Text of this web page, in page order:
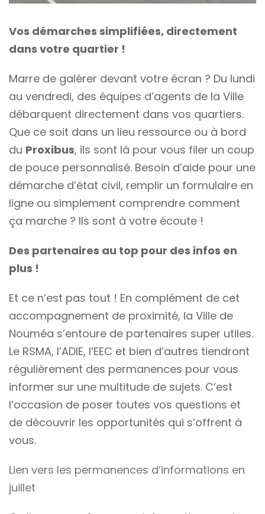
Vos démarches simplifiées, directement
dans votre quartier !
Marre de galérer devant votre écran ? Du lundi
au vendredi, des équipes d’agents de la Ville
débarquent directement dans vos quartiers.
Que ce soit dans un lieu ressource ou à bord
du Proxibus, ils sont là pour vous filer un coup
de pouce personnalisé. Besoin d’aide pour une
démarche d’état civil, remplir un formulaire en
ligne ou simplement comprendre comment
ça marche ? Ils sont à votre écoute !
Des partenaires au top pour des infos en
plus !
Et ce n’est pas tout ! En complément de cet
accompagnement de proximité, la Ville de
Nouméa s’entoure de partenaires super utiles.
Le RSMA, l’ADIE, l’EEC et bien d’autres tiendront
régulièrement des permanences pour vous
informer sur une multitude de sujets. C’est
l’occasion de poser toutes vos questions et
de découvrir les opportunités qui s’offrent à
vous.
Lien vers les permanences d’informations en
juillet